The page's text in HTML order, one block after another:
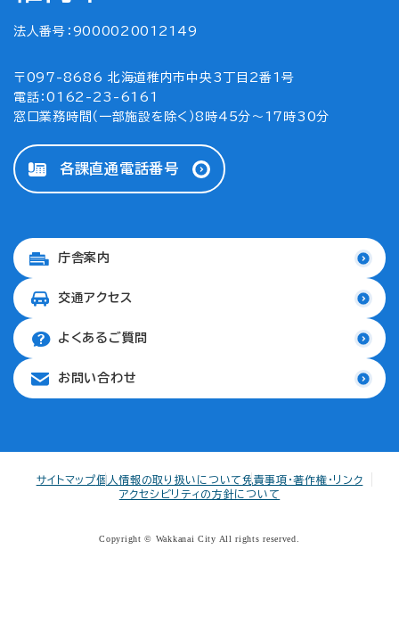
法人番号：9000020012149
〒097-8686 北海道稚内市中央3丁目2番1号
電話：0162-23-6161
窓口業務時間（一部施設を除く）8時45分～17時30分
各課直通電話番号
庁舎案内
交通アクセス
よくあるご質問
お問い合わせ
サイトマップ個人情報の取り扱いについて免責事項・著作権・リンク
アクセシビリティの方針について
Copyright © Wakkanai City All rights reserved.